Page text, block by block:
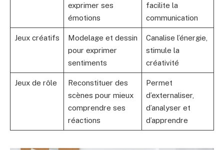
exprimer ses
émotions
facilite la
communication
Jeux créatifs
Modelage et dessin
pour exprimer
sentiments
Canalise l’énergie,
stimule la
créativité
Jeux de rôle
Reconstituer des
scènes pour mieux
comprendre ses
réactions
Permet
d’externaliser,
d’analyser et
d’apprendre